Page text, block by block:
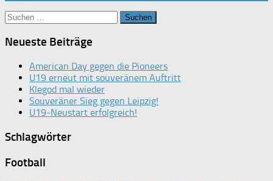
Suchen
nach:
Neueste Beiträge
American Day gegen die Pioneers
U19 erneut mit souveränem Auftritt
Klegod mal wieder
Souveräner Sieg gegen Leipzig!
U19-Neustart erfolgreich!
Schlagwörter
Football